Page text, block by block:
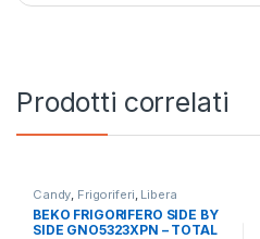
Prodotti correlati
Candy, Frigoriferi, Libera
Installazione, Side by Side 4
Porte
BEKO FRIGORIFERO SIDE BY
SIDE GNO5323XPN – TOTAL